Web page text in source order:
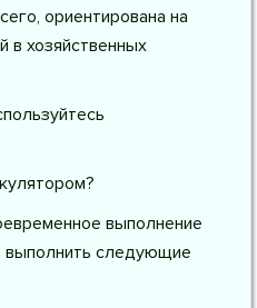
ориентирована на
в хозяйственных
выполнение
выполнить следующие